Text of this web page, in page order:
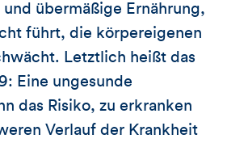
übermäßige Ernährung,
führt, die körpereigenen
Letztlich heißt das
Eine ungesunde
das Risiko, zu erkranken
Verlauf der Krankheit